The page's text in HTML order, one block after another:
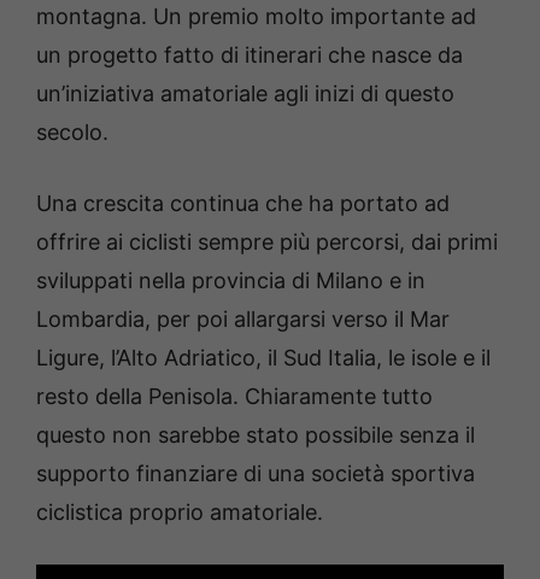
montagna. Un premio molto importante ad
un progetto fatto di itinerari che nasce da
un’iniziativa amatoriale agli inizi di questo
secolo.
Una crescita continua che ha portato ad
offrire ai ciclisti sempre più percorsi, dai primi
sviluppati nella provincia di Milano e in
Lombardia, per poi allargarsi verso il Mar
Ligure, l’Alto Adriatico, il Sud Italia, le isole e il
resto della Penisola. Chiaramente tutto
questo non sarebbe stato possibile senza il
supporto finanziare di una società sportiva
ciclistica proprio amatoriale.